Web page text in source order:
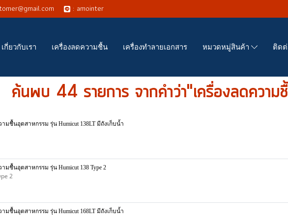
: amointer
เกี่ยวกับเรา เครื่องลดความชื้น เครื่องทำลายเอกสาร หมวดหมู่สินค้า ติด
ค้นพบ 44 รายการ จากคำว่า"เครื่องลดความ
มชื้นอุตสาหกรรม รุ่น Humicut 138LT มีถังเก็บน้ำ
มชื้นอุตสาหกรรม รุ่น Humicut 138 Type 2
2
มชื้นอุตสาหกรรม รุ่น Humicut 168LT มีถังเก็บน้ำ